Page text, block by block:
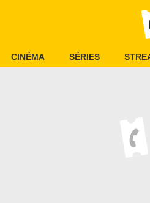
CINÉMA SÉRIES